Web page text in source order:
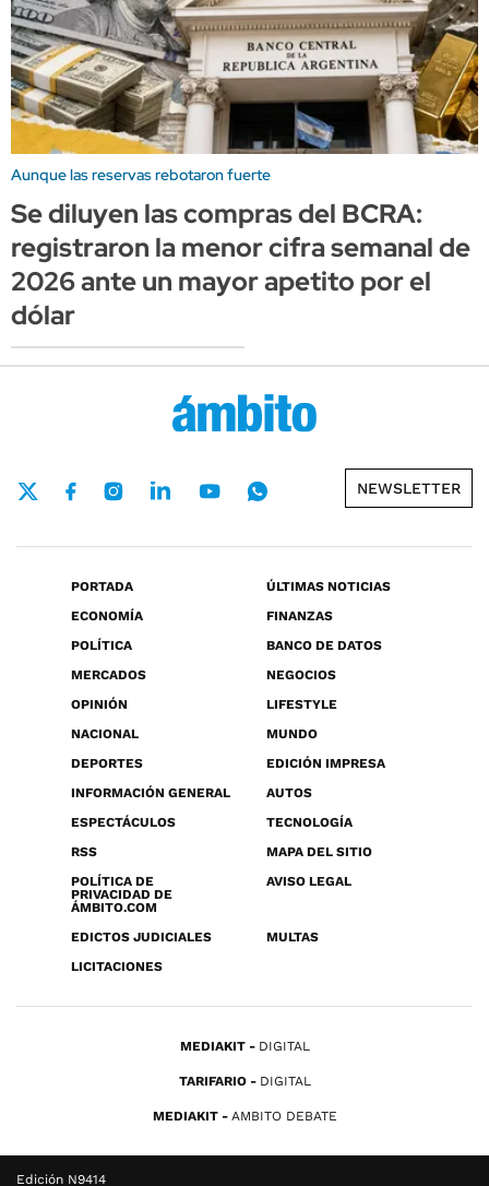
Aunque las reservas rebotaron fuerte
Se diluyen las compras del BCRA:
registraron la menor cifra semanal de
2026 ante un mayor apetito por el
dólar
NEWSLETTER
PORTADA
ÚLTIMAS NOTICIAS
ECONOMÍA
FINANZAS
POLÍTICA
BANCO DE DATOS
MERCADOS
NEGOCIOS
OPINIÓN
LIFESTYLE
NACIONAL
MUNDO
DEPORTES
EDICIÓN IMPRESA
INFORMACIÓN GENERAL
AUTOS
ESPECTÁCULOS
TECNOLOGÍA
RSS
MAPA DEL SITIO
POLÍTICA DE
PRIVACIDAD DE
ÁMBITO.COM
AVISO LEGAL
EDICTOS JUDICIALES
MULTAS
LICITACIONES
MEDIAKIT DIGITAL
TARIFARIO DIGITAL
MEDIAKIT AMBITO DEBATE
Edición N9414